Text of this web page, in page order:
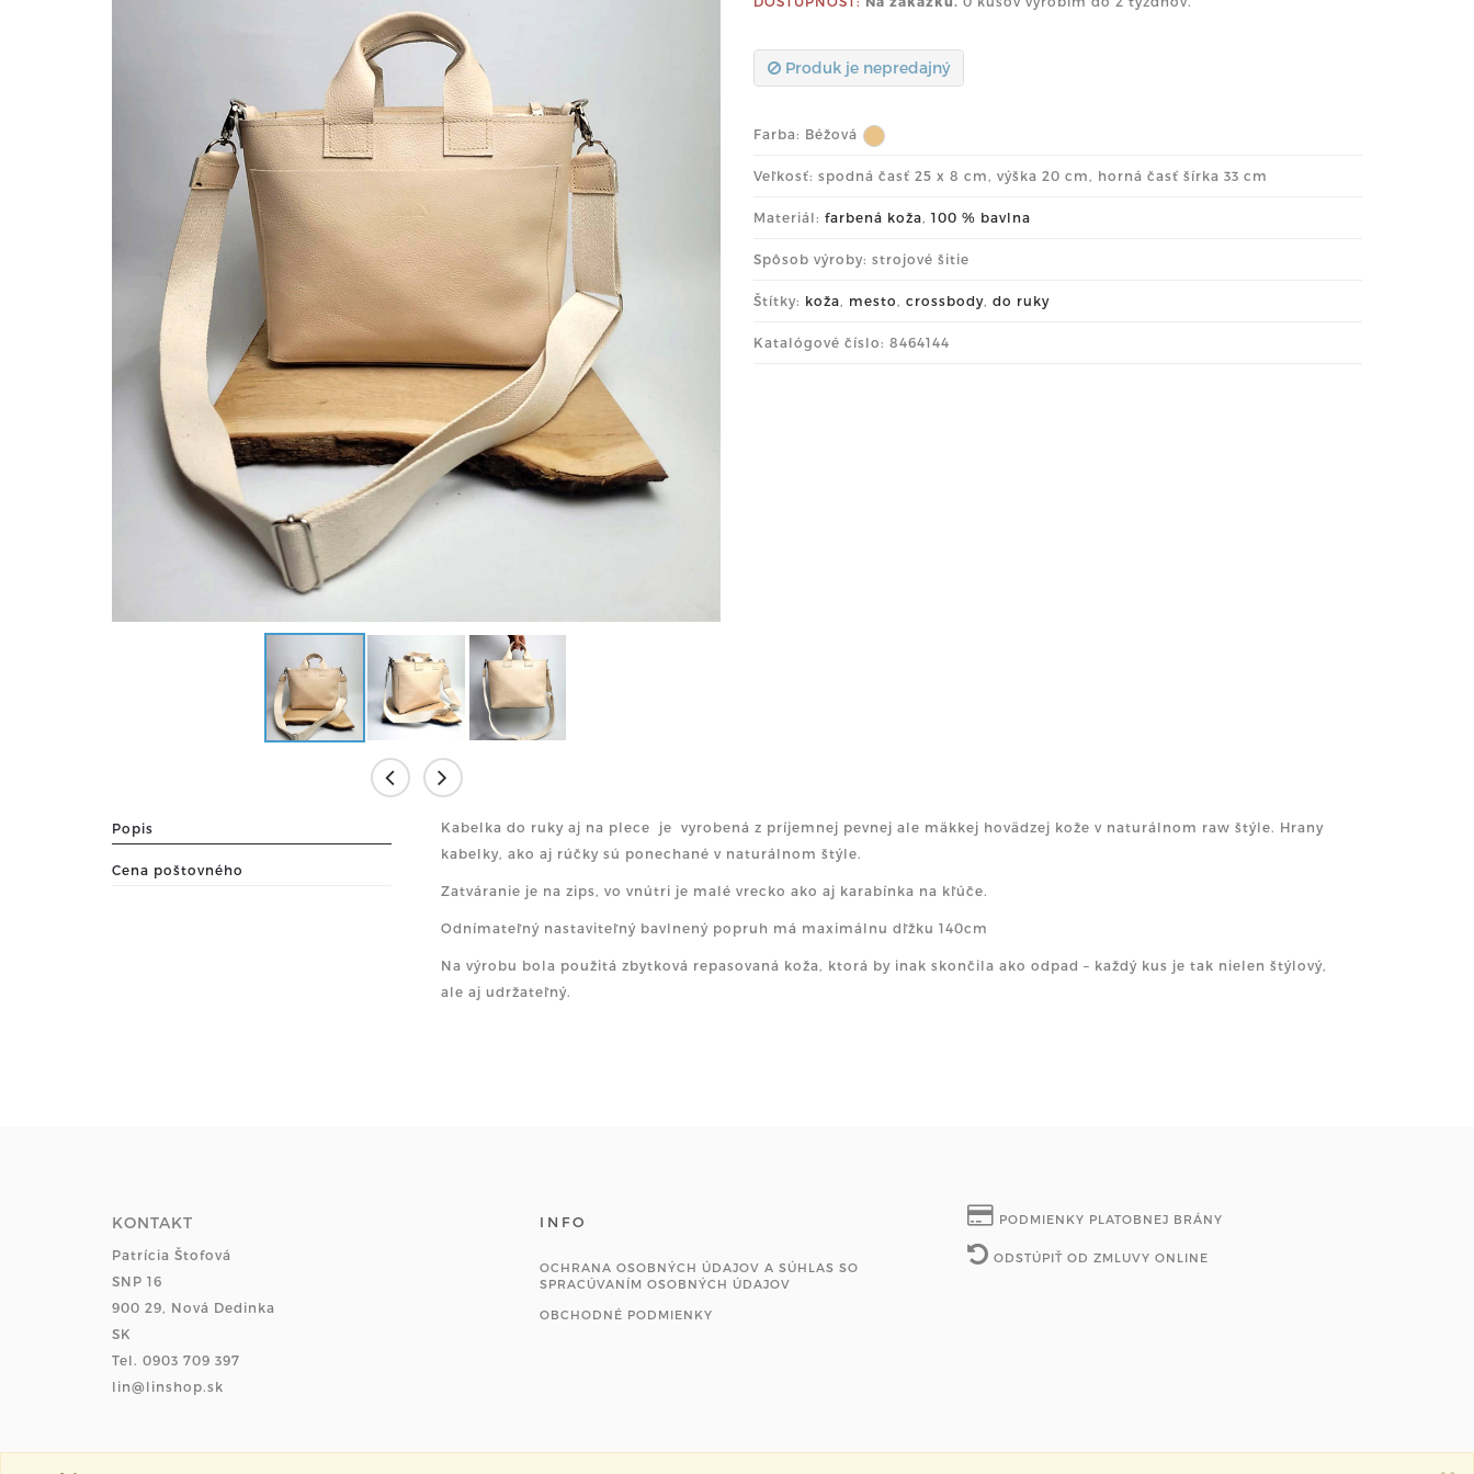
Produk je nepredajný
Farba: Béžová
Veľkosť: spodná časť 25 x 8 cm, výška 20 cm, horná časť šírka 33 cm
Materiál: farbená koža, 100 % bavlna
Spôsob výroby: strojové šitie
Štítky: koža, mesto , crossbody, do ruky
Katalógové číslo: 8464144
Popis
Cena poštovného
Kabelka do ruky aj na plece je vyrobená z príjemnej pevnej ale mäkkej hovädzej kože v naturálnom raw štýle. Hrany
kabelky, ako aj rúčky sú ponechané v naturálnom štýle.
Zatváranie je na zips, vo vnútri je malé vrecko ako aj karabínka na kľúče.
Odnímateľný nastaviteľný bavlnený popruh má maximálnu dľžku 140cm
Na výrobu bola použitá zbytková repasovaná koža, ktorá by inak skončila ako odpad – každý kus je tak nielen štýlový,
ale aj udržateľný.
KONTAKT
Patrícia Štofová
SNP 16
900 29, Nová Dedinka
SK
Tel. 0903 709 397
lin@linshop.sk
INFO
OCHRANA OSOBNÝCH ÚDAJOV A SÚHLAS SO
SPRACÚVANÍM OSOBNÝCH ÚDAJOV
OBCHODNÉ PODMIENKY
PODMIENKY PLATOBNEJ BRÁNY
ODSTÚPIŤ OD ZMLUVY ONLINE